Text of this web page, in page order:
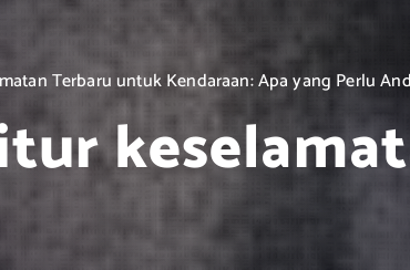
Terbaru untuk Kendaraan: Apa yang Perlu